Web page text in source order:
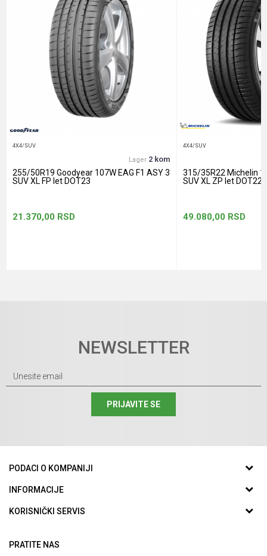
Anti-spam zaštita - izračunajte koliko je 4 + 1 :
4X4/SUV
Lager 2 kom
255/50R19 Goodyear 107W EAG F1 ASY 3
SUV XL FP let DOT23
21.370,00 RSD
4X4/SUV
315/35R22 Michelin
SUV XL ZP let DOT22
49.080,00 RSD
NEWSLETTER
PRIJAVITE SE
PODACI O KOMPANIJI
GUMA CENTAR DOO
INFORMACIJE
O nama
Saradnja
KORISNIČKI SERVIS
Politika privatnosti
PRATITE NAS